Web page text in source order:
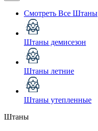
Смотреть Все Штаны
Штаны демисезон
Штаны летние
Штаны утепленные
Штаны